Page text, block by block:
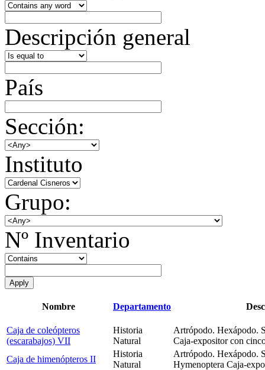
Descripción general
País
Sección:
Instituto
Grupo:
Nº Inventario
Nombre Departamento
Caja de coleópteros
(escarabajos) VII
Historia
Natural
Artrópodo. Hexápodo.
Caja-expositor con
Caja de himenópteros II
Historia
Natural
Artrópodo. Hexápodo.
Hymenoptera Caja-